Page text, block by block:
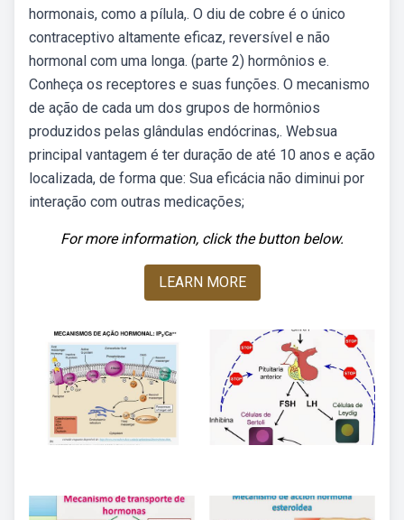
hormonais, como a pílula,. O diu de cobre é o único
contraceptivo altamente eficaz, reversível e não
hormonal com uma longa. (parte 2) hormônios e.
Conheça os receptores e suas funções. O mecanismo
de ação de cada um dos grupos de hormônios
produzidos pelas glândulas endócrinas,. Websua
principal vantagem é ter duração de até 10 anos e ação
localizada, de forma que: Sua eficácia não diminui por
interação com outras medicações;
For more information, click the button below.
LEARN MORE